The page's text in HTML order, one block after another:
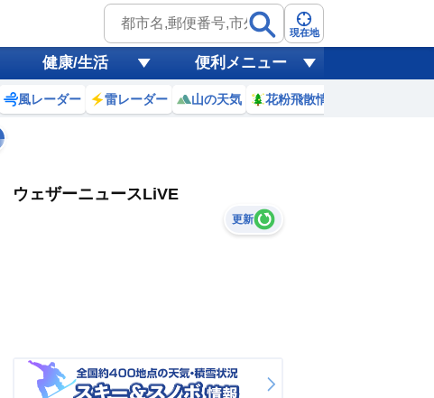
現在地
健康/生活 便利メニュー
風レーダー 雷レーダー 山の天気 花粉飛散情報
ウェザーニュースLiVE
更新